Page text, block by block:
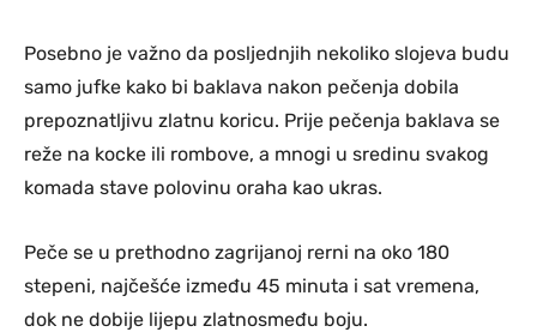
Posebno je važno da posljednjih nekoliko slojeva budu
samo jufke kako bi baklava nakon pečenja dobila
prepoznatljivu zlatnu koricu. Prije pečenja baklava se
reže na kocke ili rombove, a mnogi u sredinu svakog
komada stave polovinu oraha kao ukras.
Peče se u prethodno zagrijanoj rerni na oko 180
stepeni, najčešće između 45 minuta i sat vremena,
dok ne dobije lijepu zlatnosmeđu boju.